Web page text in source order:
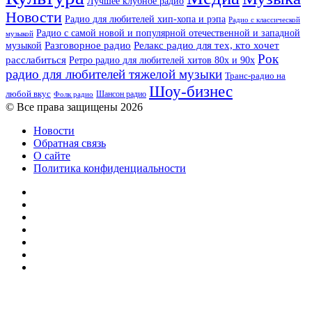
Новости Радио для любителей хип-хопа и рэпа Радио с классической
музыкой Радио с самой новой и популярной отечественной и западной
музыкой Разговорное радио Релакс радио для тех, кто хочет
расслабиться Ретро радио для любителей хитов 80х и 90х Рок
радио для любителей тяжелой музыки Транс-радио на
любой вкус Фолк радио Шансон радио Шоу-бизнес
© Все права защищены 2026
Новости
Обратная связь
О сайте
Политика конфиденциальности